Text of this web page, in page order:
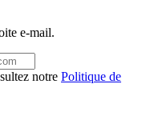
e-mail.
notre Politique de